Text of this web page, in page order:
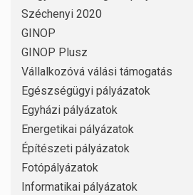
Széchenyi 2020
GINOP
GINOP Plusz
Vállalkozóvá válási támogatás
Egészségügyi pályázatok
Egyházi pályázatok
Energetikai pályázatok
Építészeti pályázatok
Fotópályázatok
Informatikai pályázatok